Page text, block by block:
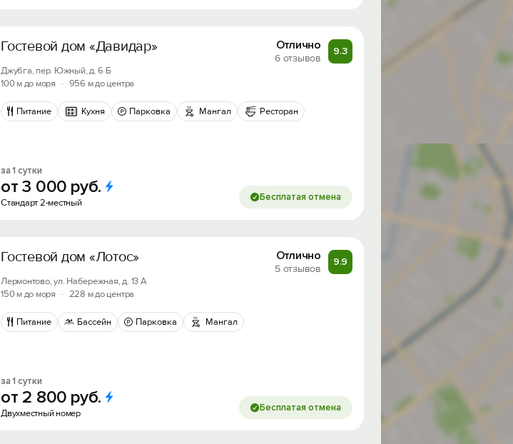
Гостевой дом «Давидар» Отлично
6 отзывов
9.3
Джубга, пер. Южный, д. 6 Б
100 м до моря
· 956 м до центра
Питание Кухня Парковка Мангал Ресторан
за 1 сутки
от3 000 руб.
Стандарт 2-местный Бесплатая отмена
Гостевой дом «Лотос» Отлично
5 отзывов
9.9
Лермонтово, ул. Набережная, д. 13 А
150 м до моря
· 228 м до центра
Питание Бассейн Парковка Мангал
за 1 сутки
от 2 800 руб.
Двухместный номер Бесплатая отмена